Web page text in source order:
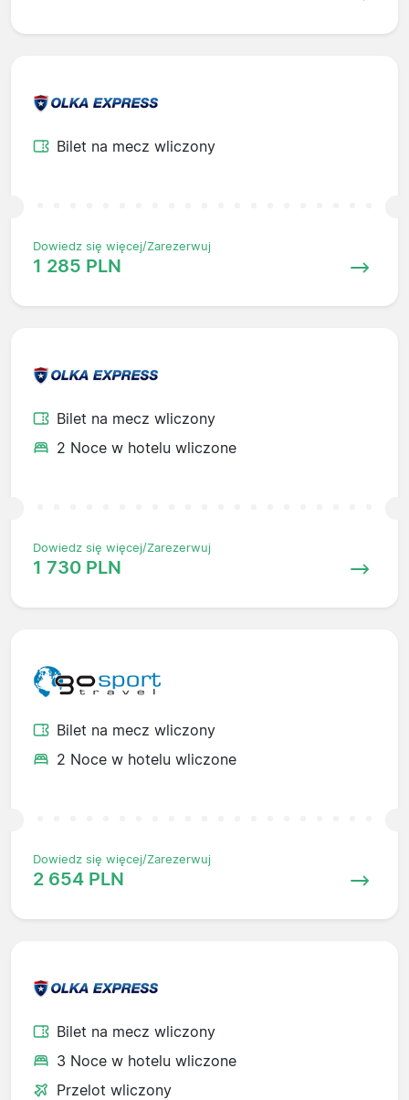
Bilet na mecz wliczony
Dowiedz się więcej/Zarezerwuj
1 285 PLN
Bilet na mecz wliczony
2 Noce w hotelu wliczone
Dowiedz się więcej/Zarezerwuj
1 730 PLN
Bilet na mecz wliczony
2 Noce w hotelu wliczone
Dowiedz się więcej/Zarezerwuj
2 654 PLN
Bilet na mecz wliczony
3 Noce w hotelu wliczone
Przelot wliczony